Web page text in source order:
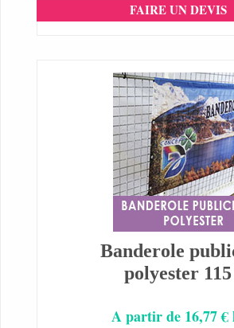
FAIRE UN DEVIS
Banderole
polyester
A partir de 16,77 €